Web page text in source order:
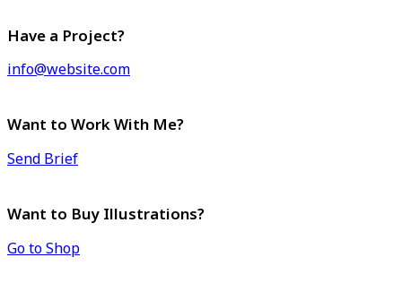
Have a Project?
info@website.com
Want to Work With Me?
Send Brief
Want to Buy Illustrations?
Go to Shop